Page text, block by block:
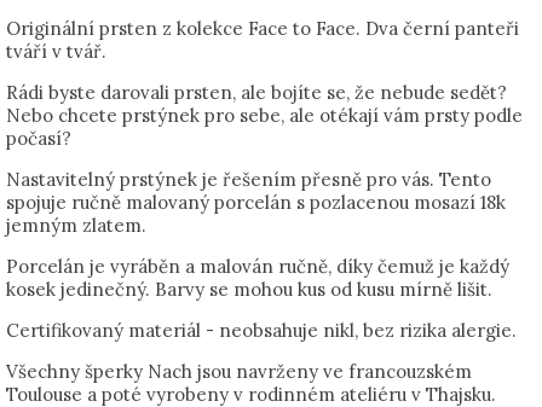
Originální prsten z kolekce Face to Face. Dva černí panteři
tváří v tvář.
Rádi byste darovali prsten, ale bojíte se, že nebude sedět?
Nebo chcete prstýnek pro sebe, ale otékají vám prsty podle
počasí?
Nastavitelný prstýnek je řešením přesně pro vás. Tento
spojuje ručně malovaný porcelán s pozlacenou mosazí 18k
jemným zlatem.
Porcelán je vyráběn a malován ručně, díky čemuž je každý
kosek jedinečný. Barvy se mohou kus od kusu mírně lišit.
Certifikovaný materiál - neobsahuje nikl, bez rizika alergie.
Všechny šperky Nach jsou navrženy ve francouzském
Toulouse a poté vyrobeny v rodinném ateliéru v Thajsku.